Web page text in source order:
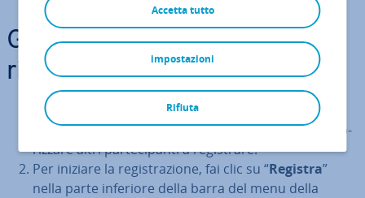
Guida rapida: re­gi­stra­re una
riunione su Zoom
Solo come
am­mi­ni­stra­to­re o mo­de­ra­to­re di una
riunionehai la pos­si­bi­li­tà di re­gi­strar­ne una o au­to­
riz­za­re altri par­te­ci­pan­ti a re­gi­stra­re.
Per iniziare la re­gi­stra­zio­ne, fai clic su “Registra”
nella parte inferiore della barra del menu della
Accetta tutto
Rifiuta
impostazioni